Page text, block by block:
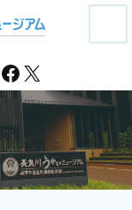
Facebook
X